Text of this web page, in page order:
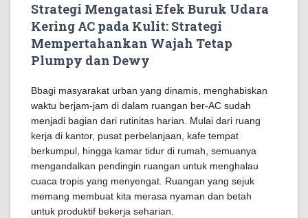
Strategi Mengatasi Efek Buruk Udara
Kering AC pada Kulit: Strategi
Mempertahankan Wajah Tetap
Plumpy dan Dewy
Bbagi masyarakat urban yang dinamis, menghabiskan
waktu berjam-jam di dalam ruangan ber-AC sudah
menjadi bagian dari rutinitas harian. Mulai dari ruang
kerja di kantor, pusat perbelanjaan, kafe tempat
berkumpul, hingga kamar tidur di rumah, semuanya
mengandalkan pendingin ruangan untuk menghalau
cuaca tropis yang menyengat. Ruangan yang sejuk
memang membuat kita merasa nyaman dan betah
untuk produktif bekerja seharian.